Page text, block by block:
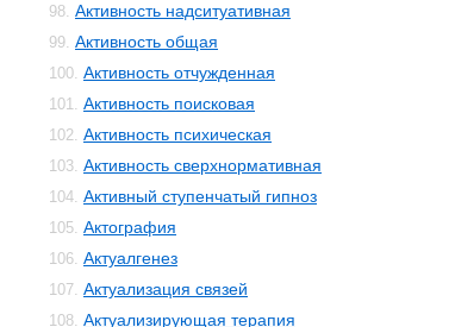
98. Активность надситуативная
99. Активность общая
100. Активность отчужденная
101. Активность поисковая
102. Активность психическая
103. Активность сверхнормативная
104. Активный ступенчатый гипноз
105. Актография
106. Актуалгенез
107. Актуализация связей
108. Актуализирующая терапия